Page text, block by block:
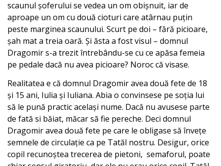
scaunul șoferului se vedea un om obișnuit, iar de
aproape un om cu două cioturi care atârnau puțin
peste marginea scaunului. Scurt pe doi – fără picioare,
șah mat a treia oară. Și ăsta a fost visul – domnul
Dragomir s-a trezit întrebându-se cu ce apăsa femeia
pe pedale dacă nu avea picioare? Noroc că visase.
Realitatea e că domnul Dragomir avea două fete de 18
și 15 ani, Iulia și Iuliana. Abia o convinsese pe soția lui
să le pună practic același nume. Dacă nu avusese parte
de fată si băiat, măcar să fie pereche. Deci domnul
Dragomir avea două fete pe care le obligase să învețe
semnele de circulație ca pe Tatăl nostru. Desigur, orice
copil recunoștea trecerea de pietoni, semaforul, poate